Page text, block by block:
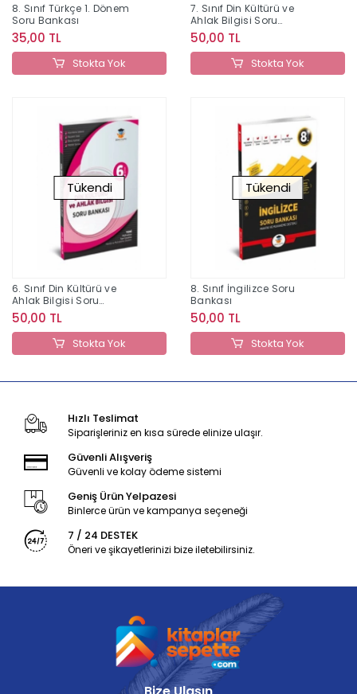
8. Sınıf Türkçe 1. Dönem
Soru Bankası
35,00 TL
Stokta Yok
7. Sınıf Din Kültürü ve
Ahlak Bilgisi Soru
Bankası
50,00 TL
Stokta Yok
Tükendi
6. Sınıf Din Kültürü ve
Ahlak Bilgisi Soru
Bankası
50,00 TL
Stokta Yok
Tükendi
8. Sınıf İngilizce Soru
Bankası
50,00 TL
Stokta Yok
Hızlı Teslimat
Siparişleriniz en kısa sürede elinize ulaşır.
Güvenli Alışveriş
Güvenli ve kolay ödeme sistemi
Geniş Ürün Yelpazesi
Binlerce ürün ve kampanya seçeneği
7 / 24 DESTEK
Öneri ve şikayetlerinizi bize iletebilirsiniz.